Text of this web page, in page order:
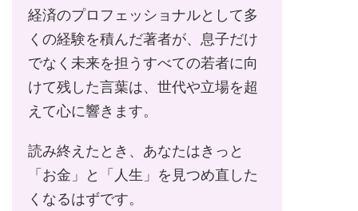
経済のプロフェッショナルとして多
くの経験を積んだ著者が、息子だけ
でなく未来を担うすべての若者に向
けて残した言葉は、世代や立場を超
えて心に響きます。
読み終えたとき、あなたはきっと
「お金」と「人生」を見つめ直した
くなるはずです。